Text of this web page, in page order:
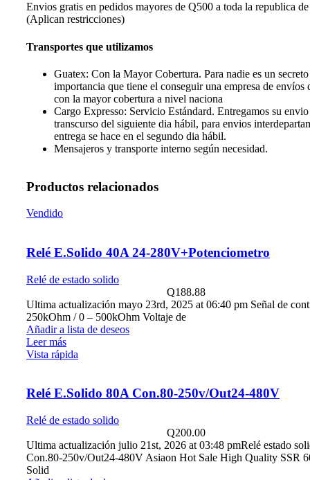
Envios gratis en pedidos mayores de Q500 a toda la republica
(Aplican restricciones)
Transportes que utilizamos
Guatex: Con la Mayor Cobertura. Para nadie es un
importancia que tiene el conseguir una empresa de envíos
con la mayor cobertura a nivel naciona
Cargo Expresso: Servicio Estándard. Entregamos su
transcurso del siguiente dia hábil, para envios
entrega se hace en el segundo dia hábil.
Mensajeros y transporte interno según necesidad.
Productos relacionados
Vendido
Relé E.Solido 40A 24-280V+Potenciometro
Relé de estado solido
Q188.88
Ultima actualización mayo 23rd, 2025 at 06:40 pm Señal de
250kOhm / 0 – 500kOhm Voltaje de
Añadir a lista de deseos
Leer más
Vista rápida
Relé E.Solido 80A Con.80-250v/Out24-480V
Relé de estado solido
Q200.00
Ultima actualización julio 21st, 2026 at 03:48 pmRelé estado
Con.80-250v/Out24-480V Asiaon Hot Sale High Quality SSR
Solid